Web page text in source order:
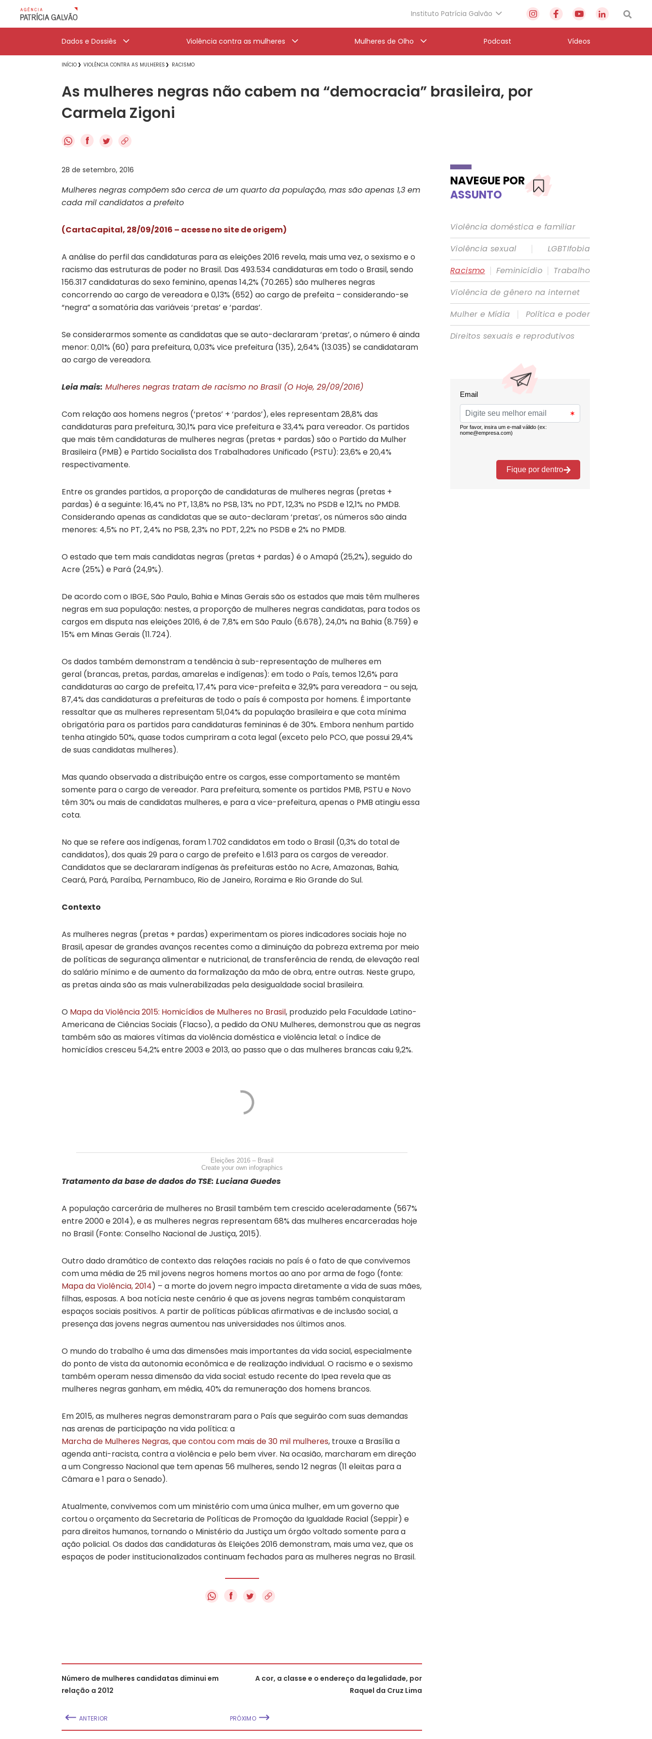
Instituto Patrícia Galvão
Dados e Dossiês Violência contra as mulheres Mulheres de Olho Podcast Vídeos
INÍCIO VIOLÊNCIA CONTRA AS MULHERES RACISMO
As mulheres negras não cabem na “democracia” brasileira, por
Carmela Zigoni
f
28 de setembro, 2016
Mulheres negras compõem são cerca de um quarto da população, mas são apenas 1,3 em
cada mil candidatos a prefeito
(CartaCapital, 28/09/2016 – acesse no site de origem)
A análise do perfil das candidaturas para as eleições 2016 revela, mais uma vez, o sexismo e o
racismo das estruturas de poder no Brasil. Das 493.534 candidaturas em todo o Brasil, sendo
156.317 candidaturas do sexo feminino, apenas 14,2% (70.265) são mulheres negras
concorrendo ao cargo de vereadora e 0,13% (652) ao cargo de prefeita – considerando-se
“negra” a somatória das variáveis ‘pretas’ e ‘pardas’.
Se considerarmos somente as candidatas que se auto-declararam ‘pretas’, o número é ainda
menor: 0,01% (60) para prefeitura, 0,03% vice prefeitura (135), 2,64% (13.035) se candidataram
ao cargo de vereadora.
Leia mais: Mulheres negras tratam de racismo no Brasil (O Hoje, 29/09/2016)
Com relação aos homens negros (‘pretos’ + ‘pardos’), eles representam 28,8% das
candidaturas para prefeitura, 30,1% para vice prefeitura e 33,4% para vereador. Os partidos
que mais têm candidaturas de mulheres negras (pretas + pardas) são o Partido da Mulher
Brasileira (PMB) e Partido Socialista dos Trabalhadores Unificado (PSTU): 23,6% e 20,4%
respectivamente.
Entre os grandes partidos, a proporção de candidaturas de mulheres negras (pretas +
pardas) é a seguinte: 16,4% no PT, 13,8% no PSB, 13% no PDT, 12,3% no PSDB e 12,1% no PMDB.
Considerando apenas as candidatas que se auto-declaram ‘pretas’, os números são ainda
menores: 4,5% no PT, 2,4% no PSB, 2,3% no PDT, 2,2% no PSDB e 2% no PMDB.
O estado que tem mais candidatas negras (pretas + pardas) é o Amapá (25,2%), seguido do
Acre (25%) e Pará (24,9%).
De acordo com o IBGE, São Paulo, Bahia e Minas Gerais são os estados que mais têm mulheres
negras em sua população: nestes, a proporção de mulheres negras candidatas, para todos os
cargos em disputa nas eleições 2016, é de 7,8% em São Paulo (6.678), 24,0% na Bahia (8.759) e
15% em Minas Gerais (11.724).
Os dados também demonstram a tendência à sub-representação de mulheres em
geral (brancas, pretas, pardas, amarelas e indígenas): em todo o País, temos 12,6% para
candidaturas ao cargo de prefeita, 17,4% para vice-prefeita e 32,9% para vereadora – ou seja,
87,4% das candidaturas a prefeituras de todo o país é composta por homens. É importante
ressaltar que as mulheres representam 51,04% da população brasileira e que cota mínima
obrigatória para os partidos para candidaturas femininas é de 30%. Embora nenhum partido
tenha atingido 50%, quase todos cumpriram a cota legal (exceto pelo PCO, que possui 29,4%
de suas candidatas mulheres).
Mas quando observada a distribuição entre os cargos, esse comportamento se mantém
somente para o cargo de vereador. Para prefeitura, somente os partidos PMB, PSTU e Novo
têm 30% ou mais de candidatas mulheres, e para a vice-prefeitura, apenas o PMB atingiu essa
cota.
No que se refere aos indígenas, foram 1.702 candidatos em todo o Brasil (0,3% do total de
candidatos), dos quais 29 para o cargo de prefeito e 1.613 para os cargos de vereador.
Candidatos que se declararam indígenas às prefeituras estão no Acre, Amazonas, Bahia,
Ceará, Pará, Paraíba, Pernambuco, Rio de Janeiro, Roraima e Rio Grande do Sul.
Contexto
As mulheres negras (pretas + pardas) experimentam os piores indicadores sociais hoje no
Brasil, apesar de grandes avanços recentes como a diminuição da pobreza extrema por meio
de políticas de segurança alimentar e nutricional, de transferência de renda, de elevação real
do salário mínimo e de aumento da formalização da mão de obra, entre outras. Neste grupo,
as pretas ainda são as mais vulnerabilizadas pela desigualdade social brasileira.
O Mapa da Violência 2015: Homicídios de Mulheres no Brasil, produzido pela Faculdade Latino-
Americana de Ciências Sociais (Flacso), a pedido da ONU Mulheres, demonstrou que as negras
também são as maiores vítimas da violência doméstica e violência letal: o índice de
homicídios cresceu 54,2% entre 2003 e 2013, ao passo que o das mulheres brancas caiu 9,2%.
Eleições 2016 – Brasil
Create your own infographics
Tratamento da base de dados do TSE: Luciana Guedes
A população carcerária de mulheres no Brasil também tem crescido aceleradamente (567%
entre 2000 e 2014), e as mulheres negras representam 68% das mulheres encarceradas hoje
no Brasil (Fonte: Conselho Nacional de Justiça, 2015).
Outro dado dramático de contexto das relações raciais no país é o fato de que convivemos
com uma média de 25 mil jovens negros homens mortos ao ano por arma de fogo (fonte:
Mapa da Violência, 2014) – a morte do jovem negro impacta diretamente a vida de suas mães,
filhas, esposas. A boa notícia neste cenário é que as jovens negras também conquistaram
espaços sociais positivos. A partir de políticas públicas afirmativas e de inclusão social, a
presença das jovens negras aumentou nas universidades nos últimos anos.
O mundo do trabalho é uma das dimensões mais importantes da vida social, especialmente
do ponto de vista da autonomia econômica e de realização individual. O racismo e o sexismo
também operam nessa dimensão da vida social: estudo recente do Ipea revela que as
mulheres negras ganham, em média, 40% da remuneração dos homens brancos.
Em 2015, as mulheres negras demonstraram para o País que seguirão com suas demandas
nas arenas de participação na vida política: a
Marcha de Mulheres Negras, que contou com mais de 30 mil mulheres, trouxe a Brasília a
agenda anti-racista, contra a violência e pelo bem viver. Na ocasião, marcharam em direção
a um Congresso Nacional que tem apenas 56 mulheres, sendo 12 negras (11 eleitas para a
Câmara e 1 para o Senado).
Atualmente, convivemos com um ministério com uma única mulher, em um governo que
cortou o orçamento da Secretaria de Políticas de Promoção da Igualdade Racial (Seppir) e
para direitos humanos, tornando o Ministério da Justiça um órgão voltado somente para a
ação policial. Os dados das candidaturas às Eleições 2016 demonstram, mais uma vez, que os
espaços de poder institucionalizados continuam fechados para as mulheres negras no Brasil.
f
Número de mulheres candidatas diminui em
relação a 2012
ANTERIOR
A cor, a classe e o endereço da legalidade, por
Raquel da Cruz Lima
PRÓXIMO
NAVEGUE POR
ASSUNTO
Violência doméstica e familiar
Violência sexual
|
LGBTIfobia
Racismo | Feminicídio | Trabalho
Violência de gênero na internet
Mulher e Mídia
|
Política e poder
Direitos sexuais e reprodutivos